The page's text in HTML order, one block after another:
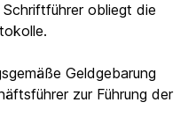
obliegt die
Geldgebarung
zur Führung der